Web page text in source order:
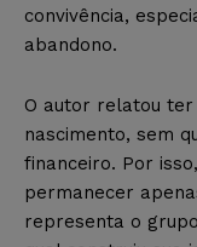
convivência,
abandono.
O autor relatou ter
nascimento, sem
financeiro. Por
permanecer
representa o